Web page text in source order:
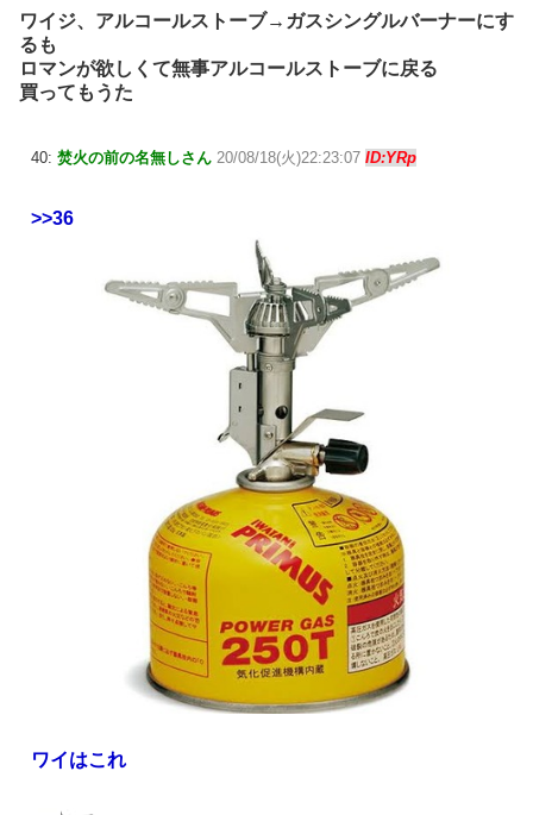
ワイジ、アルコールストーブ→ガスシングルバーナーにす
るも
ロマンが欲しくて無事アルコールストーブに戻る
買ってもうた
40: 焚火の前の名無しさん 20/08/18(火)22:23:07 ID:YRp
>>36
ワイはこれ